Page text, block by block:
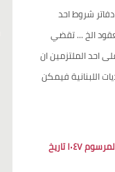
دفاتر شروط احد
الخ ... تقضي
احد الملتزمين ان
اللبنانية فيمكن
معدلة وفقا للمرسوم ٨٠٠٤ تاريخ ١٤/١/١٩٥٥ والمرسوم ١٠٤٧ تاريخ